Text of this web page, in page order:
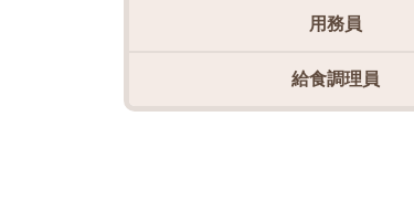
用務員
給食調理員